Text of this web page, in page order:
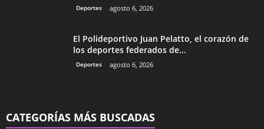
Deportes agosto 6, 2026
El Polideportivo Juan Pelatto, el corazón de
los deportes federados de...
Deportes agosto 6, 2026
CATEGORÍAS MÁS BUSCADAS